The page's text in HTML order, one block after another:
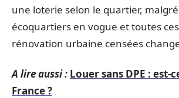
une loterie selon le quartier,
écoquartiers en vogue et toutes
rénovation urbaine censées
A lire aussi : Louer sans DPE : est-
France ?